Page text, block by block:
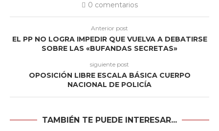
0 comentarios
Anterior post
EL PP NO LOGRA IMPEDIR QUE VUELVA A DEBATIRSE
SOBRE LAS «BUFANDAS SECRETAS»
siguiente post
OPOSICIÓN LIBRE ESCALA BÁSICA CUERPO
NACIONAL DE POLICÍA
TAMBIÉN TE PUEDE INTERESAR...